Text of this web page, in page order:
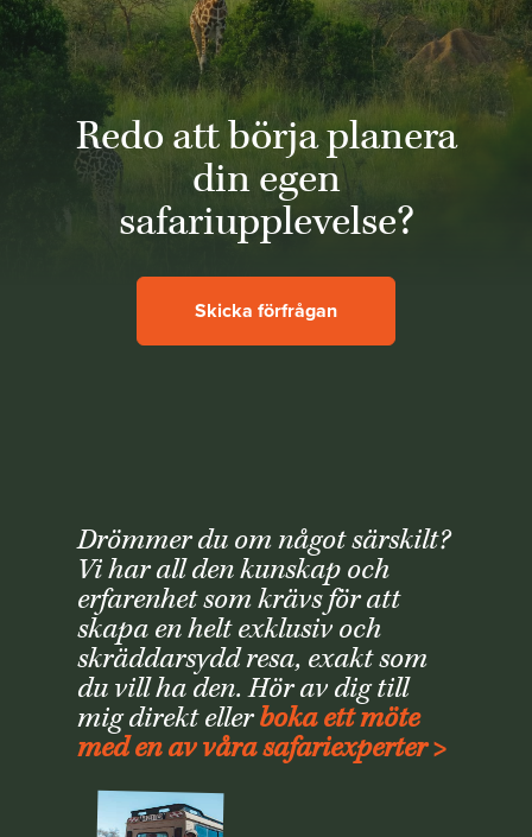
Redo att börja planera
din egen
safariupplevelse?
Skicka förfrågan
Drömmer du om något särskilt?
Vi har all den kunskap och
erfarenhet som krävs för att
skapa en helt exklusiv och
skräddarsydd resa, exakt som
du vill ha den. Hör av dig till
mig direkt ellerboka ett möte
med en av våra safariexperter >